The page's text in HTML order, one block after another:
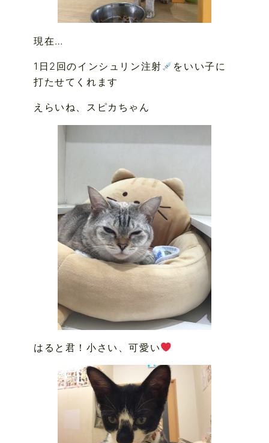
現在…
1日2回のインシュリン注射
をいい子に
打たせてくれます
えらいね、スピカちゃん
はると君！小さい、可愛い